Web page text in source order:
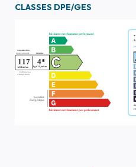
CLASSES DPE/GES